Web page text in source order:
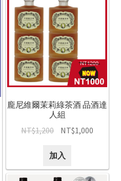
龐尼維爾茉莉綠茶酒 品酒達
人組
NT$1,200 NT$1,000
加入